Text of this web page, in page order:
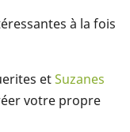
à la fois
etSuzanes
votre propre